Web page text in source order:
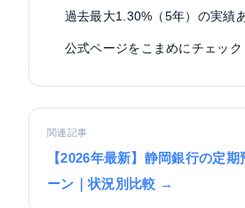
過去最大1.30%（5年）の実績
公式ページをこまめにチェック
関連記事
【2026年最新】静岡銀行の定
ーン｜状況別比較 →